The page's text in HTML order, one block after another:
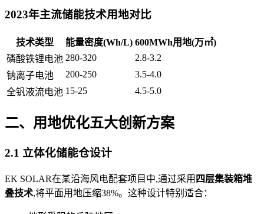
2023年主流储能技术用地对比
技术类型 能量密度(Wh/L) 600MWh用地(万㎡)
磷酸铁锂电池 280-320
2.8-3.2
钠离子电池
200-250
3.5-4.0
全钒液流电池 15-25 4.5-5.0
二、用地优化五大创新方案
2.1 立体化储能仓设计
EK SOLAR在某沿海风电配套项目中,通过采用 四层集装箱堆
叠技术,将平面用地压缩38%。这种设计特别适合：